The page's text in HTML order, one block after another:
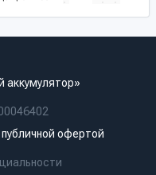
офертой